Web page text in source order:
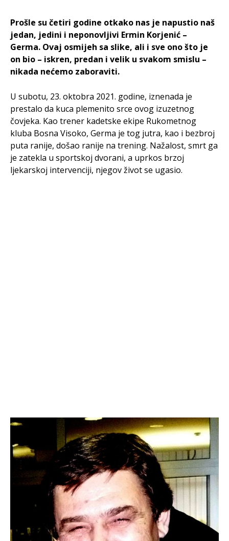
Prošle su četiri godine otkako nas je napustio naš
jedan, jedini i neponovljivi Ermin Korjenić –
Germa. Ovaj osmijeh sa slike, ali i sve ono što je
on bio – iskren, predan i velik u svakom smislu –
nikada nećemo zaboraviti.
U subotu, 23. oktobra 2021. godine, iznenada je
prestalo da kuca plemenito srce ovog izuzetnog
čovjeka. Kao trener kadetske ekipe Rukometnog
kluba Bosna Visoko, Germa je tog jutra, kao i bezbroj
puta ranije, došao ranije na trening. Nažalost, smrt ga
je zatekla u sportskoj dvorani, a uprkos brzoj
ljekarskoj intervenciji, njegov život se ugasio.